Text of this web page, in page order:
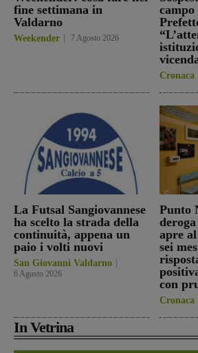
fine settimana in
Valdarno
Weekender 7 Agosto 2026
Cronaca
La Futsal Sangiovannese
ha scelto la strada della
continuità, appena un
paio i volti nuovi
San Giovanni Valdarno
6 Agosto 2026
Punto
apre
sei
con
Cronaca
In Vetrina